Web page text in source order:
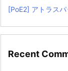
[PoE2] アトラス
Recent